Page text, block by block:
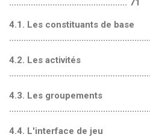
................................................. 71
4.1. Les constituants de base
4.2. Les activités
4.3. Les groupements
4.4. L'interface de jeu